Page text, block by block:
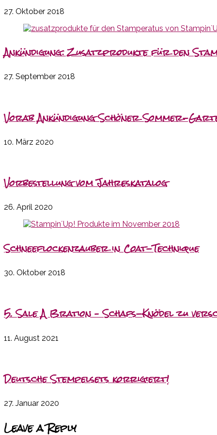
27. Oktober 2018
Ankündigung: Zusatzprodukte für den
27. September 2018
Vorab Ankündigung Schöner Sommer-
10. März 2020
Vorbestellung vom Jahreskatalog
26. April 2020
Schneeflockenzauber in Coat-Technique
30. Oktober 2018
5. Sale A Bration – Schafs-Knödel zu
11. August 2021
Deutsche Stempelsets korrigiert!
27. Januar 2020
Leave a Reply